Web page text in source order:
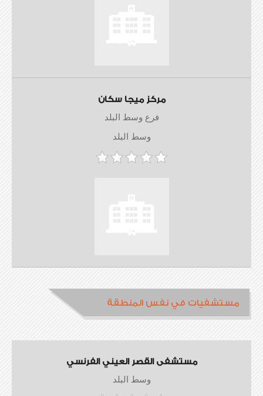
مركز ميجا سكان
فرع وسط البلد
وسط البلد
مستشفيات في نفس المنطقة
مستشفى القصر العيني الفرنسي
وسط البلد